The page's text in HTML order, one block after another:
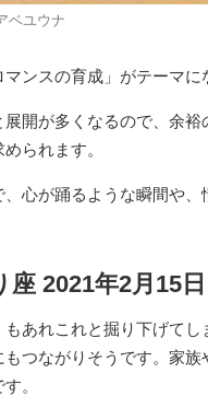
ベユウナ
ンスの育成」がテーマに
展開が多くなるので、余
られます。
、心が踊るような瞬間や
座 2021年2月15
もあれこれと掘り下げて
もつながりそうです。家
。